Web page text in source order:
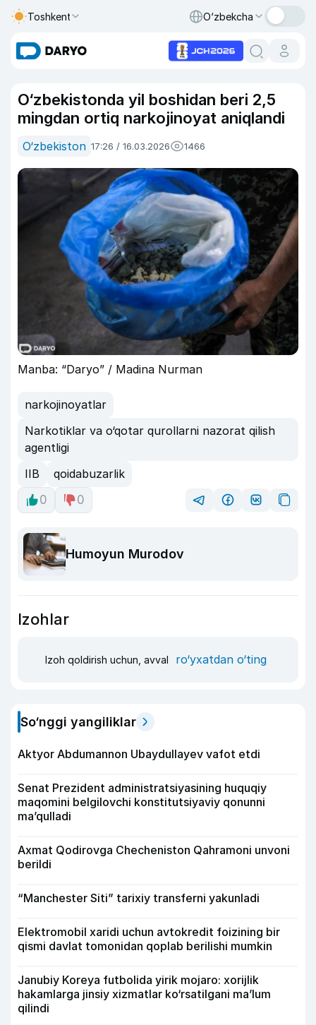
Toshkent O‘zbekcha
O‘zbekistonda yil boshidan beri 2,5
mingdan ortiq narkojinoyat aniqlandi
O‘zbekiston 17:26 / 16.03.2026 1466
Manba: “Daryo” / Madina Nurman
narkojinoyatlar
Narkotiklar va o‘qotar qurollarni nazorat qilish
agentligi
IIB
qoidabuzarlik
0
0
Humoyun Murodov
Izohlar
Izoh qoldirish uchun, avval ro‘yxatdan o‘ting
So‘nggi yangiliklar
Aktyor Abdu­mannon Ubaydullayev vafot etdi
Senat Prezident administratsiyasining huquqiy
maqomini belgilovchi konstitutsiyaviy qonunni
ma’qulladi
Axmat Qodirovga Checheniston Qahramoni unvoni
berildi
“Manchester Siti” tarixiy transferni yakunladi
Elektromobil xaridi uchun avtokredit foizining bir
qismi davlat tomonidan qoplab berilishi mumkin
Janubiy Koreya futbolida yirik mojaro: xorijlik
hakamlarga jinsiy xizmatlar ko‘rsatilgani ma’lum
qilindi